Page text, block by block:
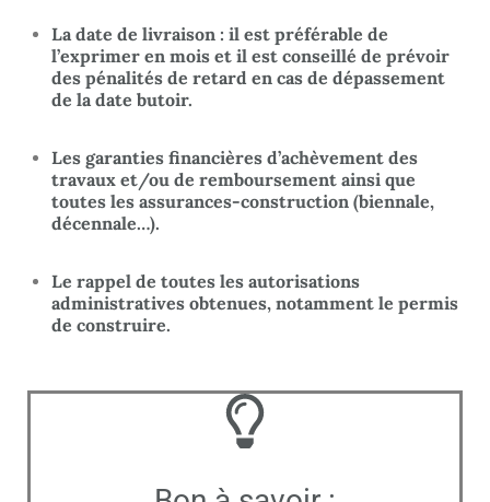
La date de livraison : il est préférable de
l’exprimer en mois et il est conseillé de prévoir
des pénalités de retard en cas de dépassement
de la date butoir.
Les garanties financières d’achèvement des
travaux et/ou de remboursement ainsi que
toutes les assurances-construction (biennale,
décennale…).
Le rappel de toutes les autorisations
administratives obtenues, notamment le permis
de construire.